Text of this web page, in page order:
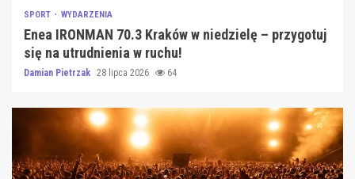
SPORT WYDARZENIA
Enea IRONMAN 70.3 Kraków w niedzielę – przygotuj
się na utrudnienia w ruchu!
Damian Pietrzak 28 lipca 2026 64